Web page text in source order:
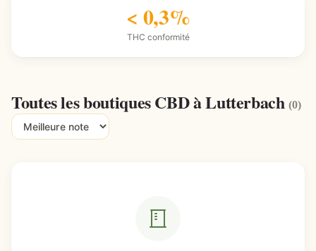
< 0,3%
THC conformité
Toutes les boutiques CBD à Lutterbach(0)